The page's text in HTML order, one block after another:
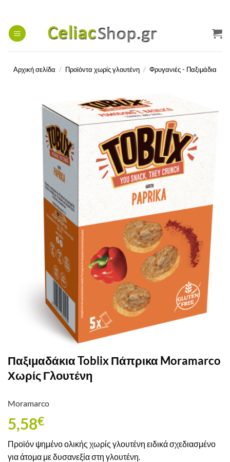
περιεχόμενο
Αρχική σελίδα / Προϊόντα χωρίς γλουτένη / Φρυγανιές - Παξιμάδια
Παξιμαδάκια Toblix Πάπρικα Moramarco
Χωρίς Γλουτένη
Moramarco
5,58€
Προϊόν ψημένο ολικής χωρίς γλουτένη ειδικά σχεδιασμένο
για άτομα με δυσανεξία στη γλουτένη.